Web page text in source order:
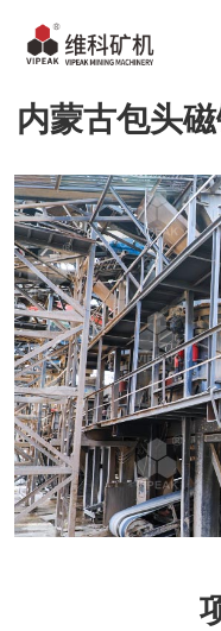
内蒙古包头
Previous